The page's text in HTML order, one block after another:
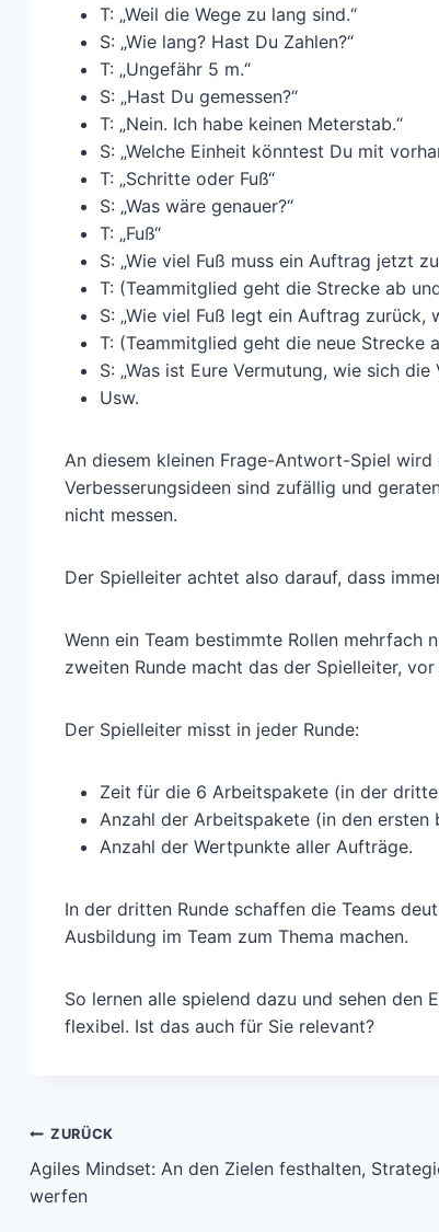
T: „Weil die Wege zu lang sind.“
S: „Wie lang? Hast Du Zahlen?“
T: „Ungefähr 5 m.“
S: „Hast Du gemessen?“
T: „Nein. Ich habe keinen Meterstab.“
S: „Welche Einheit könntest Du mit
T: „Schritte oder Fuß“
S: „Was wäre genauer?“
T: „Fuß“
S: „Wie viel Fuß muss ein Auftrag jetzt
T: (Teammitglied geht die Strecke ab
S: „Wie viel Fuß legt ein Auftrag zurück,
T: (Teammitglied geht die neue Strecke
S: „Was ist Eure Vermutung, wie sich
Usw.
An diesem kleinen Frage-Antwort-Spiel
Verbesserungsideen sind zufällig und
nicht messen.
Der Spielleiter achtet also darauf, dass
Wenn ein Team bestimmte Rollen
zweiten Runde macht das der Spielleiter,
Der Spielleiter misst in jeder Runde:
Zeit für die 6 Arbeitspakete (in der
Anzahl der Arbeitspakete (in den ersten
Anzahl der Wertpunkte aller Aufträge.
In der dritten Runde schaffen die Teams
Ausbildung im Team zum Thema machen.
So lernen alle spielend dazu und sehen
flexibel. Ist das auch für Sie relevant?
Beitragsnavigation
ZURÜCK
Agiles Mindset: An den Zielen festhalten,
werfen